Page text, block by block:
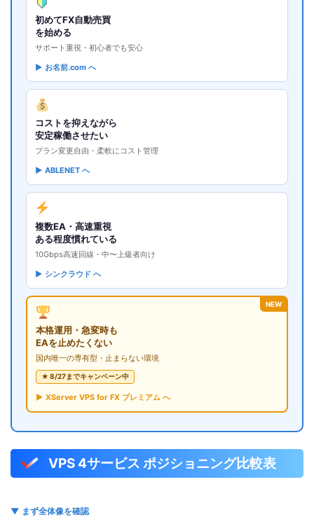
初めてFX自動売買
を始める
サポート重視・初心者でも安心
▶ お名前.com へ
コストを抑えながら
安定稼働させたい
プラン変更自由・柔軟にコスト管理
▶ ABLENET へ
複数EA・高速重視
ある程度慣れている
10Gbps高速回線・中〜上級者向け
▶ シンクラウド へ
NEW
本格運用・急変時も
EAを止めたくない
国内唯一の専有型・止まらない環境
★ 8/27までキャンペーン中
▶ XServer VPS for FX プレミアム へ
VPS 4サービス ポジショニング比較表
▼ まず全体像を確認